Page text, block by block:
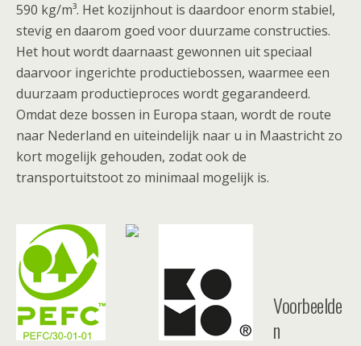
590 kg/m³. Het kozijnhout is daardoor enorm stabiel,
stevig en daarom goed voor duurzame constructies.
Het hout wordt daarnaast gewonnen uit speciaal
daarvoor ingerichte productiebossen, waarmee een
duurzaam productieproces wordt gegarandeerd.
Omdat deze bossen in Europa staan, wordt de route
naar Nederland en uiteindelijk naar u in Maastricht zo
kort mogelijk gehouden, zodat ook de
transportuitstoot zo minimaal mogelijk is.
Voorbeelde
n